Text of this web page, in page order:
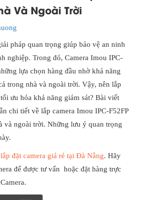
Và Ngoài Trời
pháp quan trọng giúp bảo vệ an ninh
nghiệp. Trong đó, Camera Imou IPC-
lựa chọn hàng đầu nhờ khả năng
trong nhà và ngoài trời. Vậy, nên lắp
ưu hóa khả năng giám sát? Bài viết
chi tiết về lắp camera Imou IPC-F52FP
và ngoài trời. Những lưu ý quan trọng
lắp đặt camera giá rẻ tại Đà Nẵng. Hãy
để được tư vấn hoặc đặt hàng trực